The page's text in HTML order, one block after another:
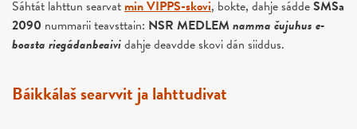
Sáhtát lahttun searvatmin VIPPS-skovi, bokte, dahje sáddeSMSa
2090 nummarii teavsttain: NSR MEDLEMnamma čujuhus e-
boasta riegádanbeaividahje deavdde skovi dán siiddus.
Báikkálaš searvvit ja lahttudivat